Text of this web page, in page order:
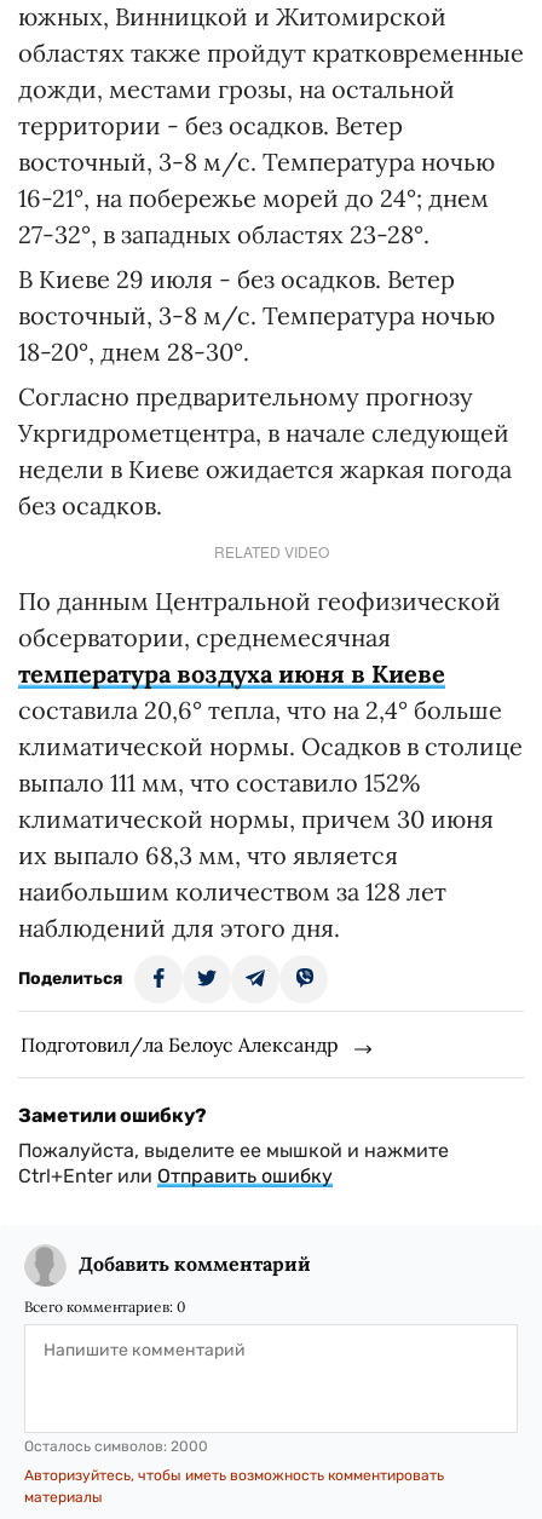
южных, Винницкой и Житомирской
областях также пройдут кратковременные
дожди, местами грозы, на остальной
территории - без осадков. Ветер
восточный, 3-8 м/с. Температура ночью
16-21°, на побережье морей до 24°; днем
27-32°, в западных областях 23-28°.
В Киеве 29 июля - без осадков. Ветер
восточный, 3-8 м/с. Температура ночью
18-20°, днем 28-30°.
Согласно предварительному прогнозу
Укргидрометцентра, в начале следующей
недели в Киеве ожидается жаркая погода
без осадков.
RELATED VIDEO
По данным Центральной геофизической
обсерватории, среднемесячная
температура воздуха июня в Киеве
составила 20,6° тепла, что на 2,4° больше
климатической нормы. Осадков в столице
выпало 111 мм, что составило 152%
климатической нормы, причем 30 июня
их выпало 68,3 мм, что является
наибольшим количеством за 128 лет
наблюдений для этого дня.
Поделиться
Подготовил/ла Белоус Александр
Заметили ошибку?
Пожалуйста, выделите ее мышкой и нажмите
Ctrl+Enter или Отправить ошибку
Добавить комментарий
Всего комментариев: 0
Осталось символов: 2000
Авторизуйтесь, чтобы иметь возможность комментировать
материалы